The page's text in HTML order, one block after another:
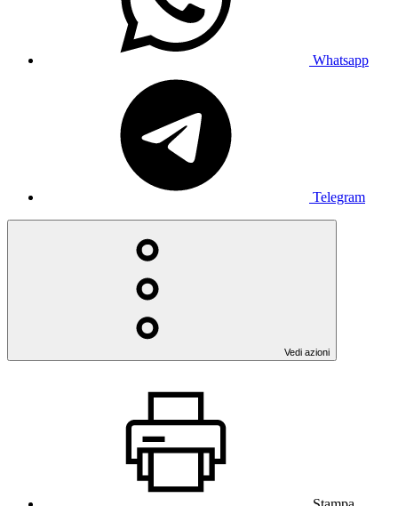
Whatsapp
Telegram
Vedi azioni